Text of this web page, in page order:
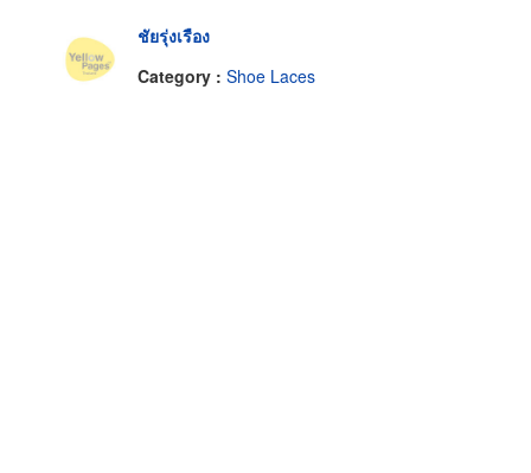
ชัยรุ่งเรือง
Category : Shoe Laces